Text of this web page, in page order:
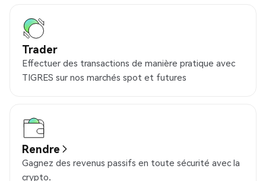
Trader
Effectuer des transactions de manière pratique avec
TIGRES sur nos marchés spot et futures
Rendre
Gagnez des revenus passifs en toute sécurité avec la
crypto.